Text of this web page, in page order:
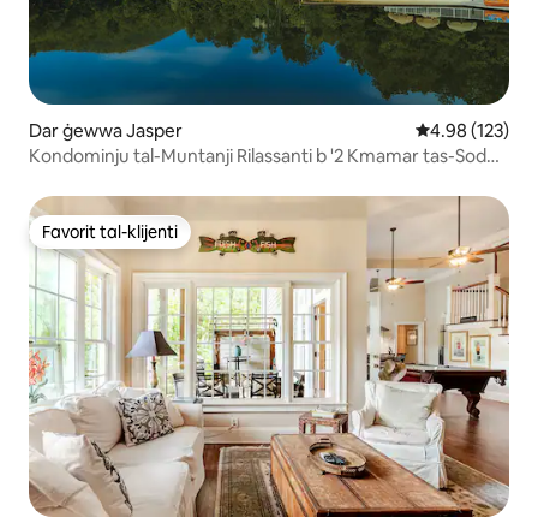
Dar ġewwa Jasper Rating medju
4.98 (123)
Kondominju tal-Muntanji Rilassanti b '2 Kmamar tas-Sodda
Favorit tal-klijenti
Favorit tal-klijenti